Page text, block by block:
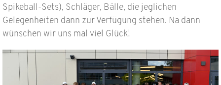
Spikeball-Sets), Schläger, Bälle, die jeglichen
Gelegenheiten dann zur Verfügung stehen. Na dann
wünschen wir uns mal viel Glück!